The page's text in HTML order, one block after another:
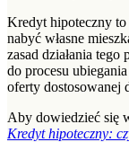
Kredyt hipoteczny
nabyć własne
zasad działania
do procesu
oferty dostosowanej
Aby dowiedzieć się
Kredyt hipoteczny: